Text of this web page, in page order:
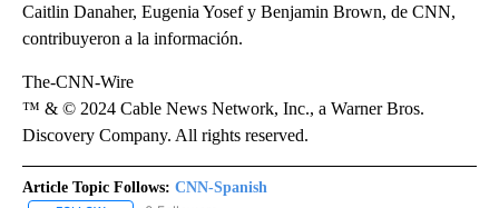
Caitlin Danaher, Eugenia Yosef y Benjamin Brown, de CNN,
contribuyeron a la información.
The-CNN-Wire
™ & © 2024 Cable News Network, Inc., a Warner Bros.
Discovery Company. All rights reserved.
Article Topic Follows: CNN-Spanish